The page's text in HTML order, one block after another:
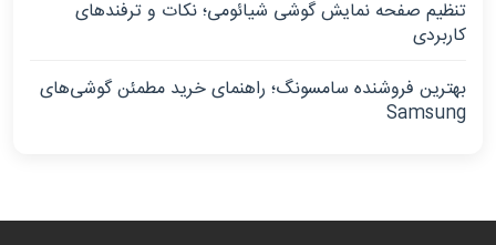
تنظیم صفحه نمایش گوشی شیائومی؛ نکات و ترفندهای
کاربردی
بهترین فروشنده سامسونگ؛ راهنمای خرید مطمئن گوشی‌های
Samsung